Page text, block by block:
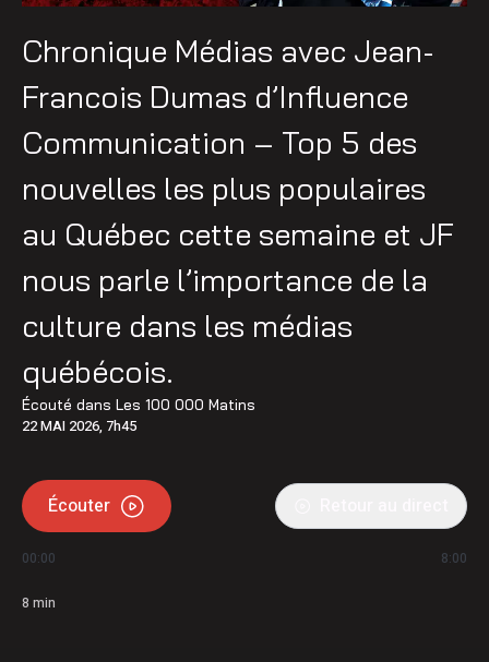
Chronique Médias avec Jean-
Francois Dumas d’Influence
Communication – Top 5 des
nouvelles les plus populaires
au Québec cette semaine et JF
nous parle l’importance de la
culture dans les médias
québécois.
Écouté dans Les 100 000 Matins
22 MAI 2026, 7h45
Écouter
00:00 8:00
8 min